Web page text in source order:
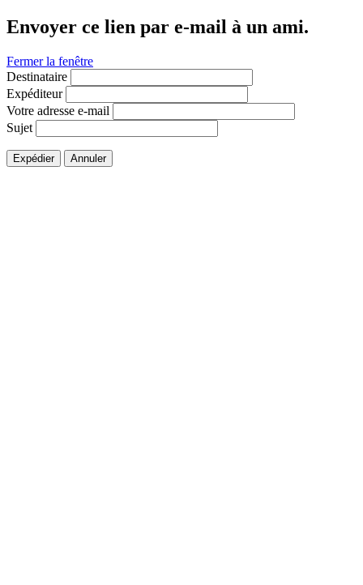
Envoyer ce lien par e-mail à un ami.
Fermer la fenêtre
Destinataire
Expéditeur
Votre adresse e-mail
Sujet
Expédier Annuler